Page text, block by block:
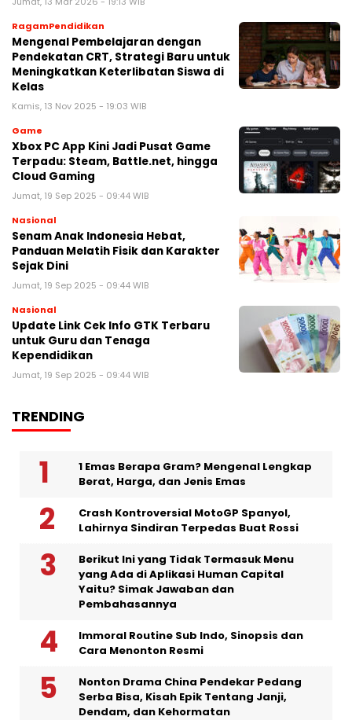
RagamPendidikan
Mengenal Pembelajaran dengan
Pendekatan CRT, Strategi Baru untuk
Meningkatkan Keterlibatan Siswa di
Kelas
Kamis, 13 Nov 2025 - 19:03 WIB
Game
Xbox PC App Kini Jadi Pusat Game
Terpadu: Steam, Battle.net, hingga
Cloud Gaming
Jumat, 19 Sep 2025 - 09:44 WIB
Nasional
Senam Anak Indonesia Hebat,
Panduan Melatih Fisik dan Karakter
Sejak Dini
Jumat, 19 Sep 2025 - 09:44 WIB
Nasional
Update Link Cek Info GTK Terbaru
untuk Guru dan Tenaga
Kependidikan
Jumat, 19 Sep 2025 - 09:44 WIB
TRENDING
1 Emas Berapa Gram? Mengenal Lengkap
Berat, Harga, dan Jenis Emas
Crash Kontroversial MotoGP Spanyol,
Lahirnya Sindiran Terpedas Buat Rossi
Berikut Ini yang Tidak Termasuk Menu
yang Ada di Aplikasi Human Capital
Yaitu? Simak Jawaban dan
Pembahasannya
Immoral Routine Sub Indo, Sinopsis dan
Cara Menonton Resmi
Nonton Drama China Pendekar Pedang
Serba Bisa, Kisah Epik Tentang Janji,
Dendam, dan Kehormatan